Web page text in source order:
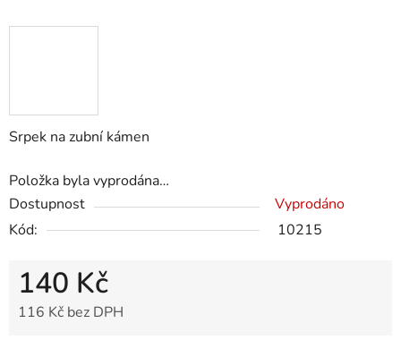
Srpek na zubní kámen
Položka byla vyprodána…
Dostupnost
Vyprodáno
Kód:
10215
140 Kč
116 Kč bez DPH